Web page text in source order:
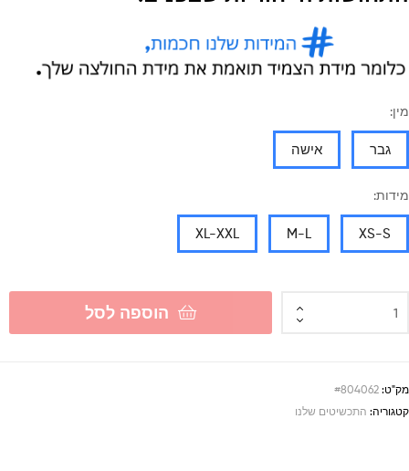
מין:
גבר אישה
מידות:
XS-S
M-L
XL-XXL
הוספה לסל
מק"ט: #804062
קטגוריה: התכשיטים שלנו